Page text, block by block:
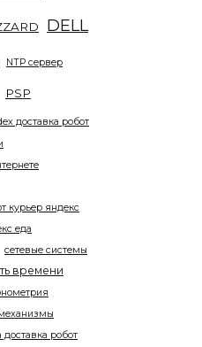
DELL
NTP сервер
PSP
доставка робот
курьер яндекс
еда
сетевые системы
времени
доставка робот